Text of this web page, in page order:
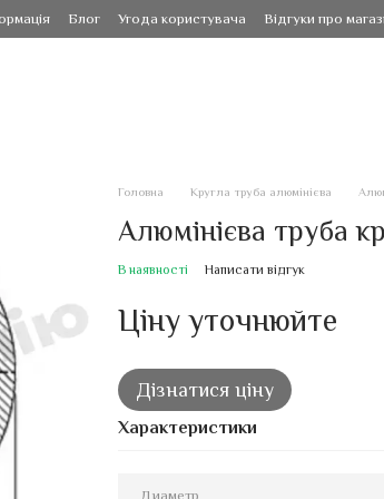
Блог Угода користувача Відгуки про
Головна Кругла труба алюмінієва
Алюмінієва труба
В наявності Написати відгук
Ціну уточнюйте
Дізнатися ціну
Характеристики
Диаметр